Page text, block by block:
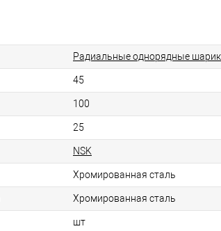
Радиальные однорядные
45
100
25
NSK
Хромированная сталь
Хромированная сталь
шт